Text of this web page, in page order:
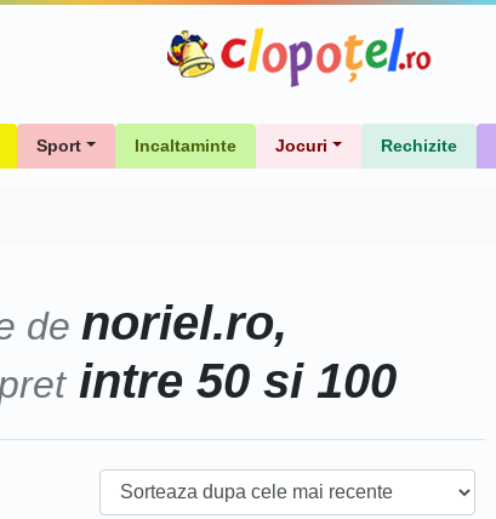
Sport Incaltaminte Jocuri Rechizite
de noriel.ro,
intre 50 si 100